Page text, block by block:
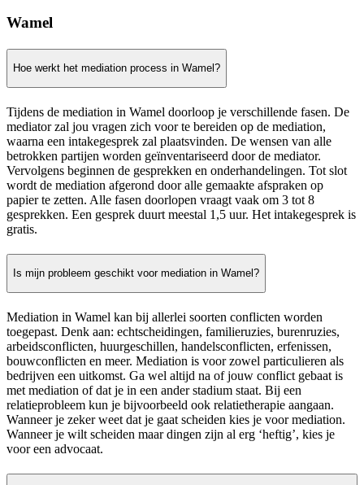
Wamel
Hoe werkt het mediation process in Wamel?
Tijdens de mediation in Wamel doorloop je verschillende fasen. De
mediator zal jou vragen zich voor te bereiden op de mediation,
waarna een intakegesprek zal plaatsvinden. De wensen van alle
betrokken partijen worden geïnventariseerd door de mediator.
Vervolgens beginnen de gesprekken en onderhandelingen. Tot slot
wordt de mediation afgerond door alle gemaakte afspraken op
papier te zetten. Alle fasen doorlopen vraagt vaak om 3 tot 8
gesprekken. Een gesprek duurt meestal 1,5 uur. Het intakegesprek is
gratis.
Is mijn probleem geschikt voor mediation in Wamel?
Mediation in Wamel kan bij allerlei soorten conflicten worden
toegepast. Denk aan: echtscheidingen, familieruzies, burenruzies,
arbeidsconflicten, huurgeschillen, handelsconflicten, erfenissen,
bouwconflicten en meer. Mediation is voor zowel particulieren als
bedrijven een uitkomst. Ga wel altijd na of jouw conflict gebaat is
met mediation of dat je in een ander stadium staat. Bij een
relatieprobleem kun je bijvoorbeeld ook relatietherapie aangaan.
Wanneer je zeker weet dat je gaat scheiden kies je voor mediation.
Wanneer je wilt scheiden maar dingen zijn al erg ‘heftig’, kies je
voor een advocaat.